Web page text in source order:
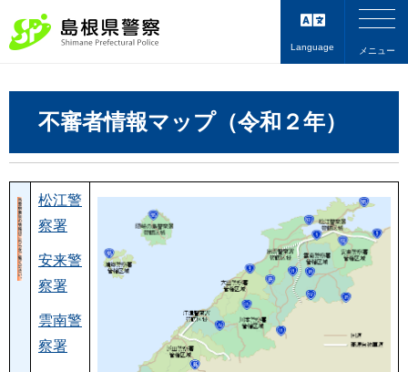
Language メニュー
不審者情報マップ（令和２年）
令和２年中の不審者情報マップ
松江警
察署
安来警
察署
雲南警
察署